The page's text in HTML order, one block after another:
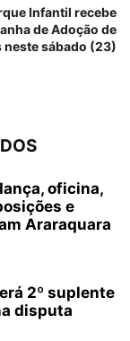
Infantil recebe
de Adoção de
neste sábado (23)
oficina,
e
Araraquara
2º suplente
disputa